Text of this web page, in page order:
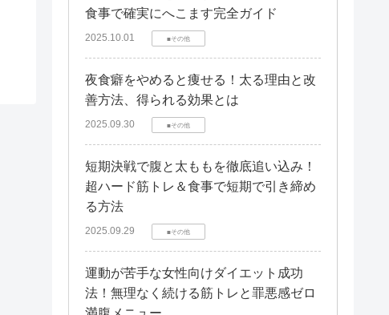
食事で確実にへこます完全ガイド
2025.10.01 ■その他
夜食癖をやめると痩せる！太る理由と改
善方法、得られる効果とは
2025.09.30 ■その他
短期決戦で腹と太ももを徹底追い込み！
超ハード筋トレ＆食事で短期で引き締め
る方法
2025.09.29 ■その他
運動が苦手な女性向けダイエット成功
法！無理なく続ける筋トレと罪悪感ゼロ